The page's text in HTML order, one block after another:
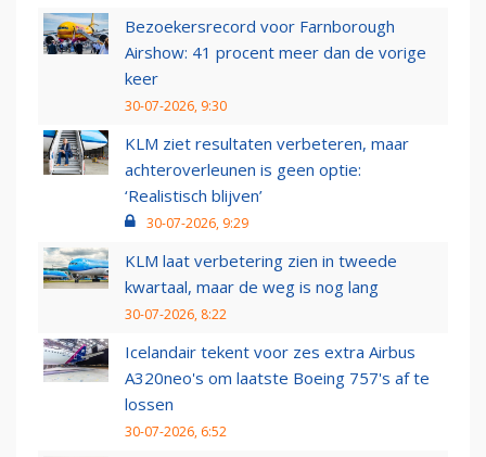
Bezoekersrecord voor Farnborough
Airshow: 41 procent meer dan de vorige
keer
30-07-2026, 9:30
KLM ziet resultaten verbeteren, maar
achteroverleunen is geen optie:
‘Realistisch blijven’
30-07-2026, 9:29
KLM laat verbetering zien in tweede
kwartaal, maar de weg is nog lang
30-07-2026, 8:22
Icelandair tekent voor zes extra Airbus
A320neo's om laatste Boeing 757's af te
lossen
30-07-2026, 6:52